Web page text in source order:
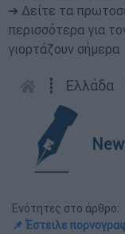
➔ Δείτε τα
περισσότερα για
γιορτάζουν σήμερα
┋ Ελλάδα
Ενότητες στο άρθρο:
📌 Έστειλε